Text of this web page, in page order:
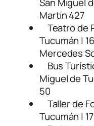
Martín 427
Teatro de
Tucumán |
Mercedes
Bus
Miguel de
50
Taller de
Tucumán |